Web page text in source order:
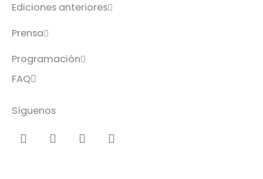
Ediciones anteriores
Prensa
Programación
FAQ
Síguenos
Facebook-
f
Instagram
Icon-
x
Youtube